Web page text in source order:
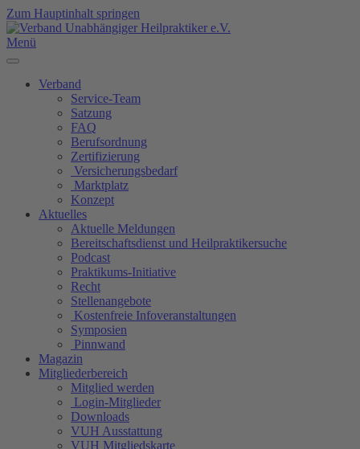
Zum Hauptinhalt springen
Menü
Verband
Service-Team
Satzung
FAQ
Berufsordnung
Zertifizierung
Versicherungsbedarf
Marktplatz
Konzept
Aktuelles
Aktuelle Meldungen
Bereitschaftsdienst und Heilpraktikersuche
Podcast
Praktikums-Initiative
Recht
Stellenangebote
Kostenfreie Infoveranstaltungen
Symposien
Pinnwand
Magazin
Mitgliederbereich
Mitglied werden
Login-Mitglieder
Downloads
VUH Ausstattung
VUH Mitgliedskarte